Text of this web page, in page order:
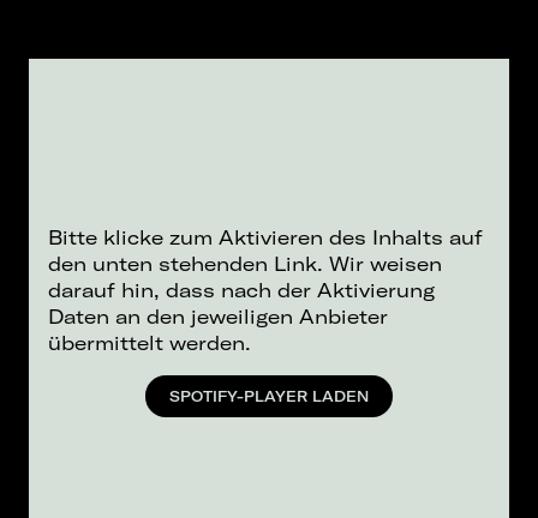
Bitte klicke zum Aktivieren des Inhalts auf
den unten stehenden Link. Wir weisen
darauf hin, dass nach der Aktivierung
Daten an den jeweiligen Anbieter
übermittelt werden.
SPOTIFY-PLAYER LADEN